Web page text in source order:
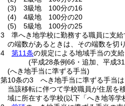
(3)
3級地 100分の16
(4)
4級地 100分の20
(5)
5級地 100分の25
3
準へき地学校に勤務する職員に支
の端数があるときは、その端数を切
4
第11条の規定による地域手当の支
(平成28条例66・追加、平成
(へき地手当に準ずる手当)
第10条の3
へき地手当に準ずる手当
当該移転に伴つて学校職員が住居を
域に所在する学校(以下「へき地等学